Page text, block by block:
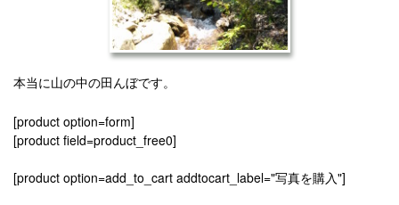
本当に山の中の田んぼです。
[product option=form]
[product field=product_free0]
[product option=add_to_cart addtocart_label="写真を購入"]